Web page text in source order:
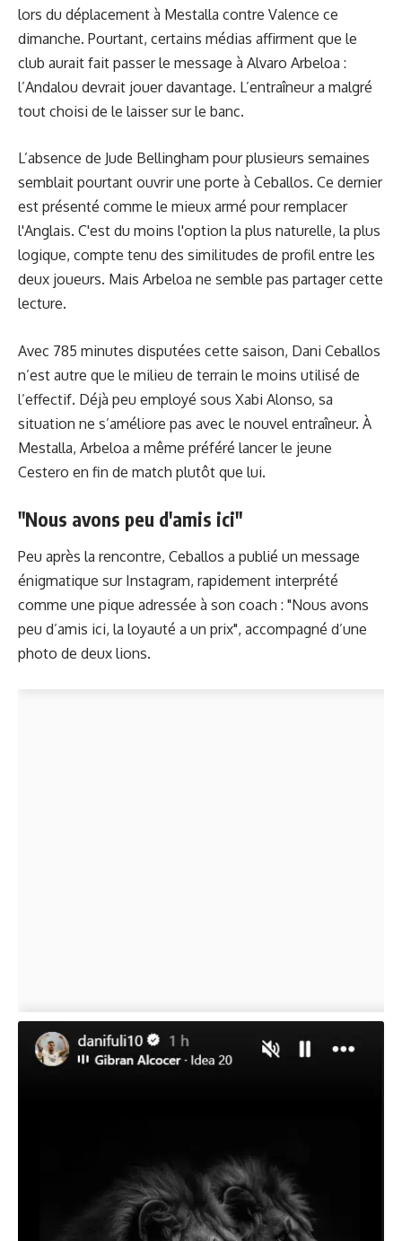
lors du déplacement à Mestalla contre Valence ce
dimanche. Pourtant, certains médias affirment que le
club aurait fait passer le message à Alvaro Arbeloa :
l’Andalou devrait jouer davantage. L’entraîneur a malgré
tout choisi de le laisser sur le banc.
L’absence de Jude Bellingham pour plusieurs semaines
semblait pourtant ouvrir une porte à Ceballos. Ce dernier
est présenté comme le mieux armé pour remplacer
l'Anglais. C'est du moins l'option la plus naturelle, la plus
logique, compte tenu des similitudes de profil entre les
deux joueurs. Mais Arbeloa ne semble pas partager cette
lecture.
Avec 785 minutes disputées cette saison, Dani Ceballos
n’est autre que le milieu de terrain le moins utilisé de
l’effectif. Déjà peu employé sous Xabi Alonso, sa
situation ne s’améliore pas avec le nouvel entraîneur. À
Mestalla, Arbeloa a même préféré lancer le jeune
Cestero en fin de match plutôt que lui.
"Nous avons peu d'amis ici"
Peu après la rencontre, Ceballos a publié un message
énigmatique sur Instagram, rapidement interprété
comme une pique adressée à son coach : "Nous avons
peu d’amis ici, la loyauté a un prix", accompagné d’une
photo de deux lions.